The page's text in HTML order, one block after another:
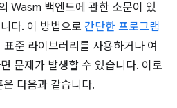
Wasm 백엔드에 관한 소문이 있
다. 이 방법으로 간단한 프로그램
표준 라이브러리를 사용하거나 여
문제가 발생할 수 있습니다. 이로
다음과 같습니다.